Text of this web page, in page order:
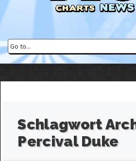
Schlagwort
Percival Duke